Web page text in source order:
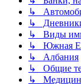
↳
↳
↳ Виды
↳ Южная
↳ Албания
↳ Общие
↳